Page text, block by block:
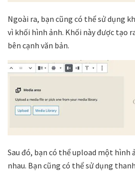
Ngoài ra, bạn cũng có thể sử dụng
vì khối hình ảnh. Khối này được tạo
bên cạnh văn bản.
Sau đó, bạn có thể upload một hình
nhau. Bạn cũng có thể sử dụng